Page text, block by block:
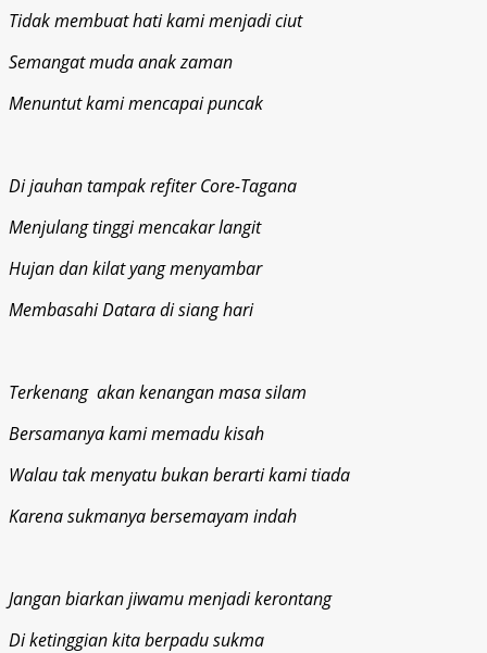
Tidak membuat hati kami menjadi ciut
Semangat muda anak zaman
Menuntut kami mencapai puncak
Di jauhan tampak refiter Core-Tagana
Menjulang tinggi mencakar langit
Hujan dan kilat yang menyambar
Membasahi Datara di siang hari
Terkenang akan kenangan masa silam
Bersamanya kami memadu kisah
Walau tak menyatu bukan berarti kami tiada
Karena sukmanya bersemayam indah
Jangan biarkan jiwamu menjadi kerontang
Di ketinggian kita berpadu sukma